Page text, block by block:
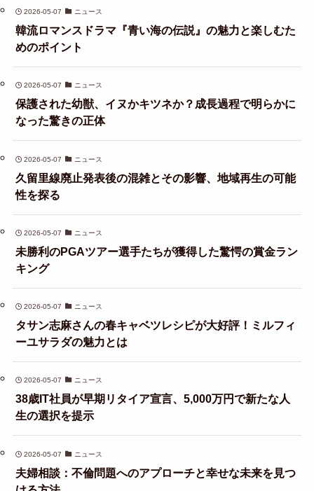
2026-05-07 ニュース
韓流ロマンスドラマ『青い海の伝説』の魅力と楽しむた
めのポイント
2026-05-07 ニュース
保護された幼獣、イヌかキツネか？成長過程で明らかに
なった驚きの正体
2026-05-07 ニュース
久留里線廃止発表後の混雑とその影響、地域再生の可能
性を探る
2026-05-07 ニュース
未勝利のPGAツアー選手たちが獲得した驚愕の賞金ラン
キング
2026-05-07 ニュース
タサン志麻さんの春キャベツレシピが大好評！ミルフィ
ーユサラダの魅力とは
2026-05-07 ニュース
38歳IT社員が早期リタイア宣言、5,000万円で新たな人
生の選択を提示
2026-05-07 ニュース
夫婦相談：不倫問題へのアプローチと幸せな未来を見つ